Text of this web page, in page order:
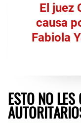
El juez
causa
Fabiola
ESTO NO